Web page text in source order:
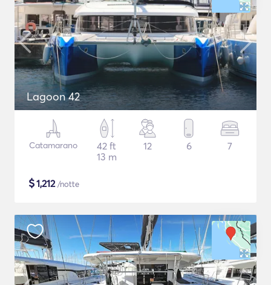
Lagoon 42
Catamarano
42 ft
13 m
12 6 7
$1,212/notte